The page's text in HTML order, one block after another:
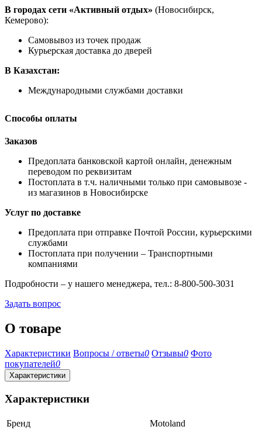
В городах сети «Активный отдых» (Новосибирск,
Кемерово):
Самовывоз из точек продаж
Курьерская доставка до дверей
В Казахстан:
Международными службами доставки
Способы оплаты
Заказов
Предоплата банковской картой онлайн, денежным
переводом по реквизитам
Постоплата в т.ч. наличными только при самовывозе -
из магазинов в Новосибирске
Услуг по доставке
Предоплата при отправке Почтой России, курьерскими
службами
Постоплата при получении – Транспортными
компаниями
Подробности – у нашего менеджера, тел.: 8-800-500-3031
Задать вопрос
О товаре
Характеристики Вопросы / ответы0 Отзывы0 Фото
покупателей0
Характеристики
Характеристики
Бренд
Motoland